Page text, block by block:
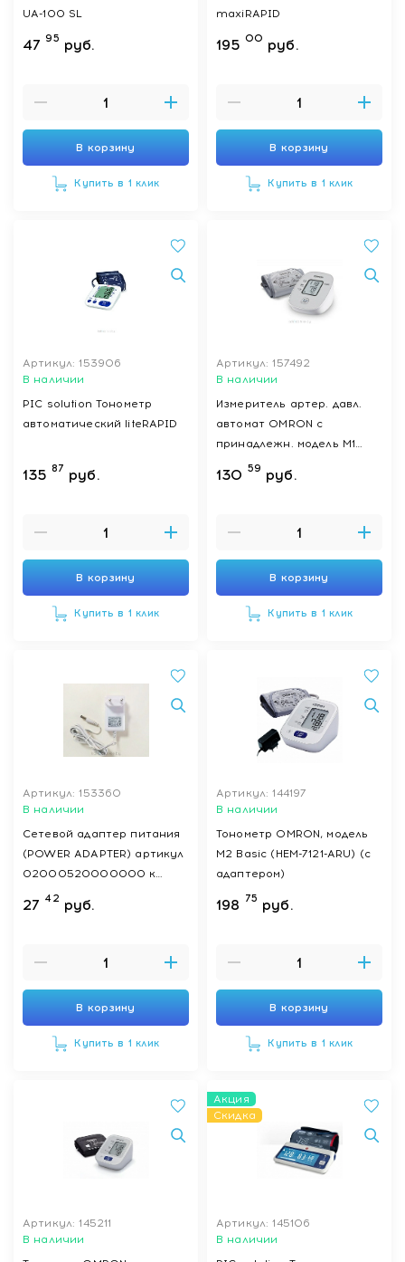
UA-100 SL
47 95 руб.
В корзину
Купить в 1 клик
maxiRAPID
195 00 руб.
В корзину
Купить в 1 клик
Артикул: 153906
В наличии
PIC solution Тонометр
автоматический liteRAPID
135 87 руб.
В корзину
Купить в 1 клик
Артикул: 157492
В наличии
Измеритель артер. давл.
автомат OMRON c
принадлежн. модель M1
Basic ( HEM-7121J-AF)
130 59 руб.
В корзину
Купить в 1 клик
Артикул: 153360
В наличии
Сетевой адаптер питания
(POWER ADAPTER) артикул
02000520000000 к
сфигмоманометрам
27 42 руб.
В корзину
Купить в 1 клик
Артикул: 144197
В наличии
Тонометр OMRON, модель
M2 Basic (HEM-7121-ARU) (с
адаптером)
198 75 руб.
В корзину
Купить в 1 клик
Артикул: 145211
В наличии
Акция
Скидка
Артикул: 145106
В наличии